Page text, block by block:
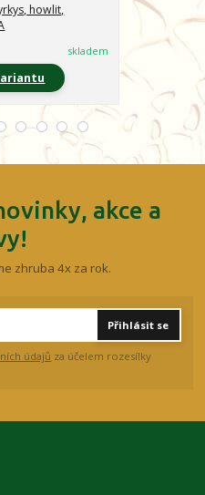
howlit,
skladem
Minerální
CHARAKTER
399 Kč
akce a
zhruba 4x za rok.
Přihlásit se
údajů za účelem rozesílky